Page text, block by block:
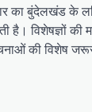
का बुंदेलखंड के
है। विशेषज्ञों की
की विशेष